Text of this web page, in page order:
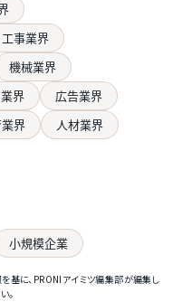
事業界
機械業界
界
広告業界
界
人材業界
小規模企業
に、PRONIアイミツ編集部が編集し
。